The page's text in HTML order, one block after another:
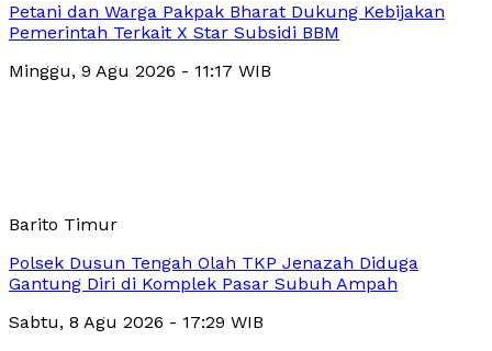
Petani dan Warga Pakpak Bharat Dukung Kebijakan
Pemerintah Terkait X Star Subsidi BBM
Minggu, 9 Agu 2026 - 11:17 WIB
Barito Timur
Polsek Dusun Tengah Olah TKP Jenazah Diduga
Gantung Diri di Komplek Pasar Subuh Ampah
Sabtu, 8 Agu 2026 - 17:29 WIB